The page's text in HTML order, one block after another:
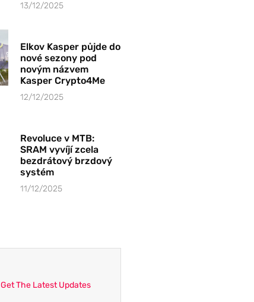
13/12/2025
Elkov Kasper půjde do
nové sezony pod
novým názvem
Kasper Crypto4Me
12/12/2025
Revoluce v MTB:
SRAM vyvíjí zcela
bezdrátový brzdový
systém
11/12/2025
Get The Latest Updates